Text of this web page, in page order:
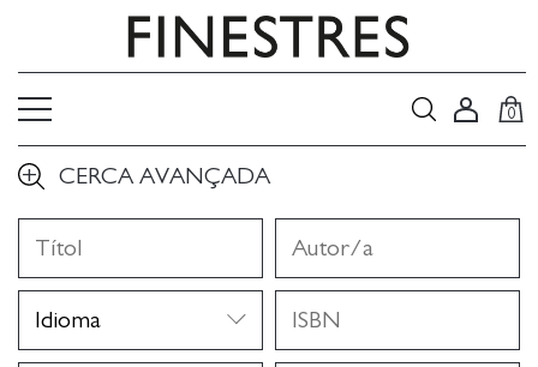
0
CERCA AVANÇADA